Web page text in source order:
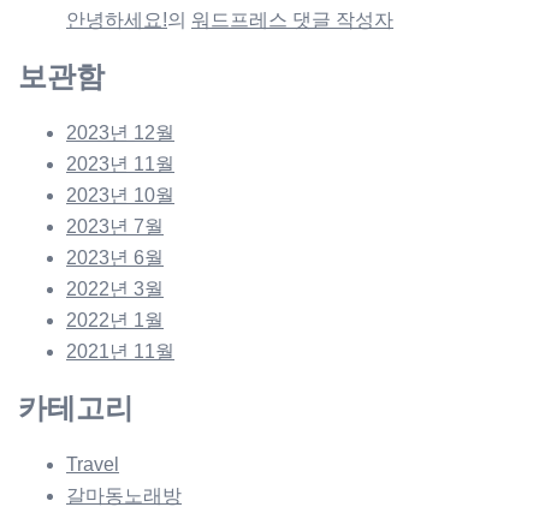
안녕하세요!의 워드프레스 댓글 작성자
보관함
2023년 12월
2023년 11월
2023년 10월
2023년 7월
2023년 6월
2022년 3월
2022년 1월
2021년 11월
카테고리
Travel
갈마동노래방